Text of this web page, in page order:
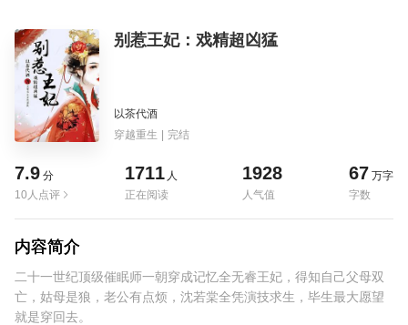
别惹王妃：戏精超凶猛
以茶代酒
穿越重生 | 完结
7.9 分
10人点评
1711 人
正在阅读
1928
人气值
67 万字
字数
内容简介
二十一世纪顶级催眠师一朝穿成记忆全无睿王妃，得知自己父母双
亡，姑母是狼，老公有点烦，沈若棠全凭演技求生，毕生最大愿望
就是穿回去。